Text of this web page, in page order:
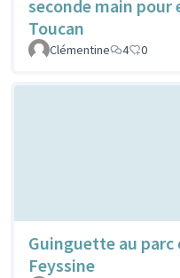
seconde main pour
Toucan
Clémentine 4 0
Guinguette au parc
Feyssine